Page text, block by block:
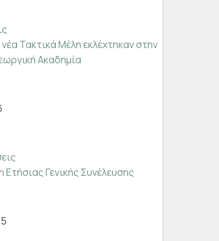
Τακτικά Μέλη εκλέχτηκαν στην
Ακαδημία
Γενικής Συνέλευσης